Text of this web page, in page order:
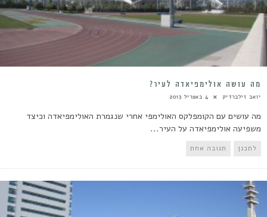
מה עושה אולימפיאדה לעיר?
יואב זילברדיק 4 באפריל 2013
מה עושים עם הקומפלקס האולימפי אחרי שנגמרת האולימפיאדה וכיצד
משפיעה אולימפיאדה על העיר...
לתכנן תגובה אחת